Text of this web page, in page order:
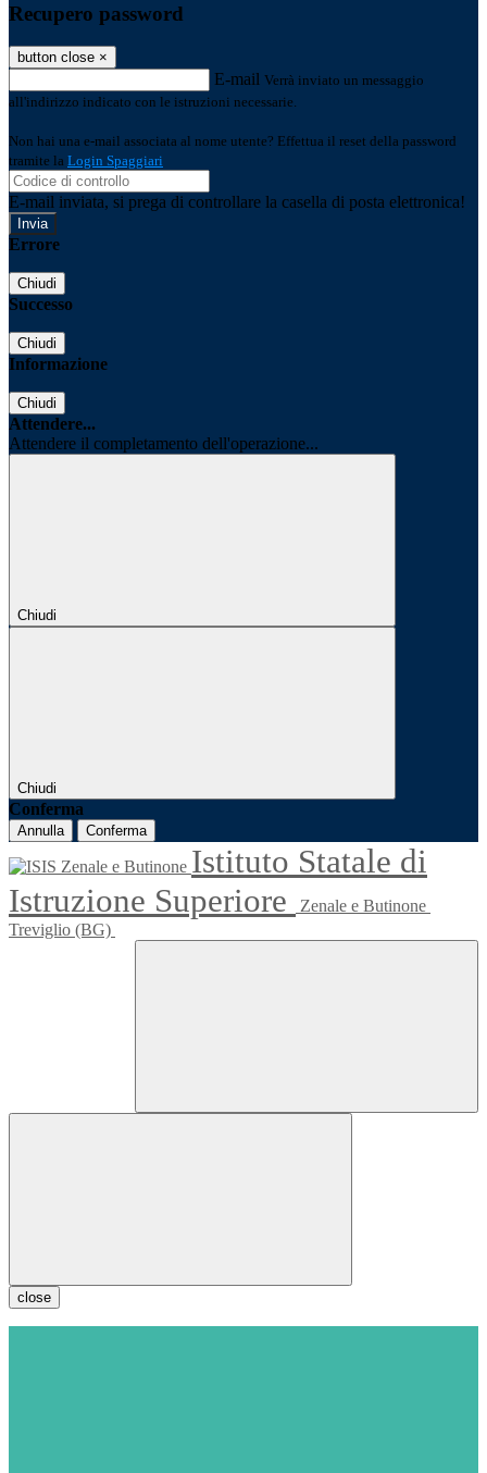
Recupero password
button close ×
E-mail Verrà inviato un messaggio
all'indirizzo indicato con le istruzioni necessarie.
Non hai una e-mail associata al nome utente? Effettua il reset della password
tramite la Login Spaggiari
E-mail inviata, si prega di controllare la casella di posta elettronica!
Errore
Chiudi
Successo
Chiudi
Informazione
Chiudi
Attendere...
Attendere il completamento dell'operazione...
Chiudi
Chiudi
Conferma
Annulla Conferma
Istituto Statale di
Istruzione Superiore
Zenale e Butinone
Treviglio (BG)
close